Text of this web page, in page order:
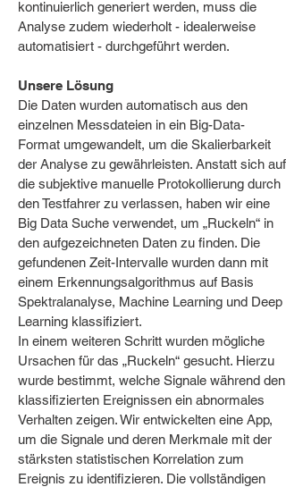
kontinuierlich generiert werden, muss die
Analyse zudem wiederholt - idealerweise
automatisiert - durchgeführt werden.
Unsere Lösung
Die Daten wurden automatisch aus den
einzelnen Messdateien in ein Big-Data-
Format umgewandelt, um die Skalierbarkeit
der Analyse zu gewährleisten. Anstatt sich auf
die subjektive manuelle Protokollierung durch
den Testfahrer zu verlassen, haben wir eine
Big Data Suche verwendet, um „Ruckeln“ in
den aufgezeichneten Daten zu finden. Die
gefundenen Zeit-Intervalle wurden dann mit
einem Erkennungsalgorithmus auf Basis
Spektralanalyse, Machine Learning und Deep
Learning klassifiziert.
In einem weiteren Schritt wurden mögliche
Ursachen für das „Ruckeln“ gesucht. Hierzu
wurde bestimmt, welche Signale während den
klassifizierten Ereignissen ein abnormales
Verhalten zeigen. Wir entwickelten eine App,
um die Signale und deren Merkmale mit der
stärksten statistischen Korrelation zum
Ereignis zu identifizieren. Die vollständigen